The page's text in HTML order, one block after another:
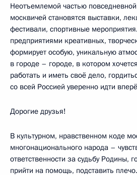
Неотъемлемой частью
москвичей становятся выставки,
фестивали, спортивные
предприятиями креативных,
формирует особую, уникальную
в городе – городе, в котором
работать и иметь своё дело,
со всей Россией уверенно идти
Дорогие друзья!
В культурном, нравственном коде
многонационального народа –
ответственности за судьбу Родины,
прийти на помощь, подставить